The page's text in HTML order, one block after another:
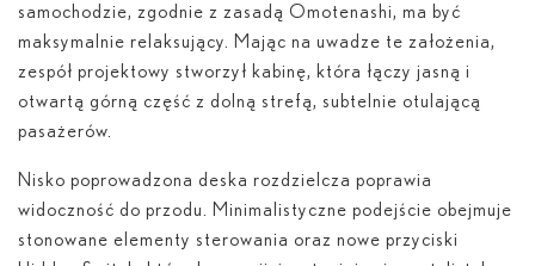
samochodzie, zgodnie z zasadą Omotenashi, ma być
maksymalnie relaksujący. Mając na uwadze te założenia,
zespół projektowy stworzył kabinę, która łączy jasną i
otwartą górną część z dolną strefą, subtelnie otulającą
pasażerów.
Nisko poprowadzona deska rozdzielcza poprawia
widoczność do przodu. Minimalistyczne podejście obejmuje
stonowane elementy sterowania oraz nowe przyciski